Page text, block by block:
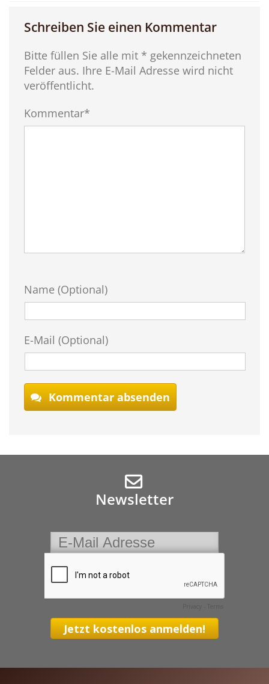
Schreiben Sie einen Kommentar
Bitte füllen Sie alle mit * gekennzeichneten
Felder aus. Ihre E-Mail Adresse wird nicht
veröffentlicht.
Kommentar*
Name (Optional)
E-Mail (Optional)
Kommentar absenden
Newsletter